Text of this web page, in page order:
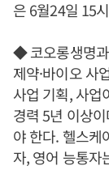
은 6월24일 15
◆ 코오롱생명과
제약·바이오 사
사업 기획, 사업
경력 5년 이상
야 한다. 헬스케
자, 영어 능통자